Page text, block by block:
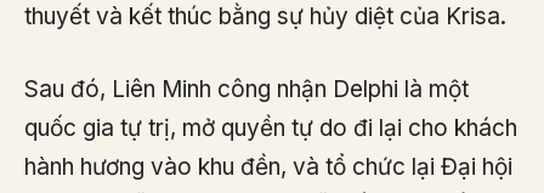
thuyết và kết thúc bằng sự hủy diệt của Krisa.
Sau đó, Liên Minh công nhận Delphi là một
quốc gia tự trị, mở quyền tự do đi lại cho khách
hành hương vào khu đền, và tổ chức lại Đại hội